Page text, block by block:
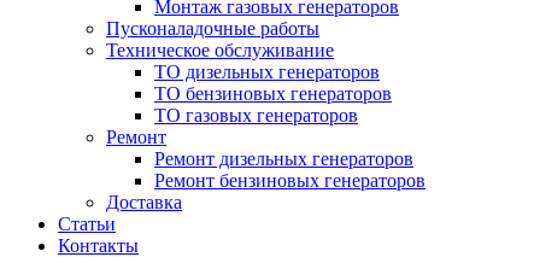
Монтаж газовых генераторов
Пусконаладочные работы
Техническое обслуживание
ТО дизельных генераторов
ТО бензиновых генераторов
ТО газовых генераторов
Ремонт
Ремонт дизельных генераторов
Ремонт бензиновых генераторов
Доставка
Статьи
Контакты